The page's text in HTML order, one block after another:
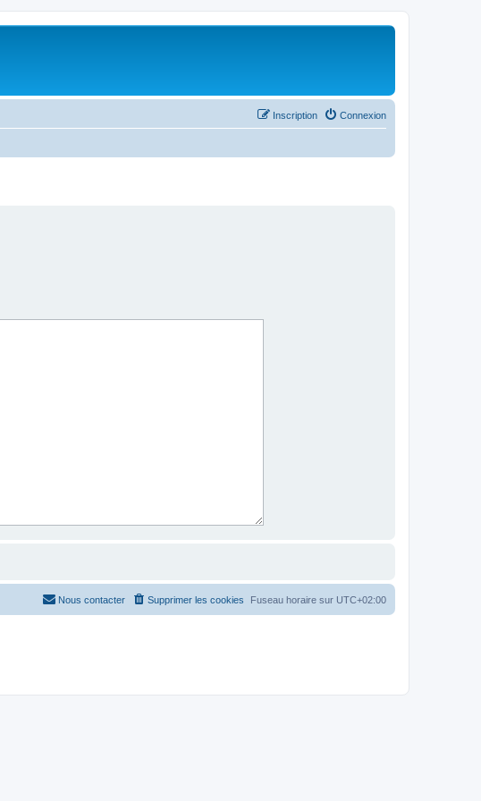
Connexion
Inscription
Fuseau horaire sur UTC+02:00
Supprimer les cookies
Nous contacter